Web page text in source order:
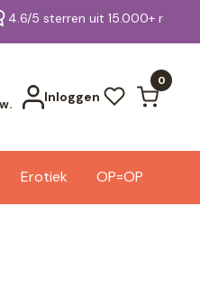
4.6/5 sterren uit 15.000+
Inloggen
0
Erotiek OP=OP
resultaten